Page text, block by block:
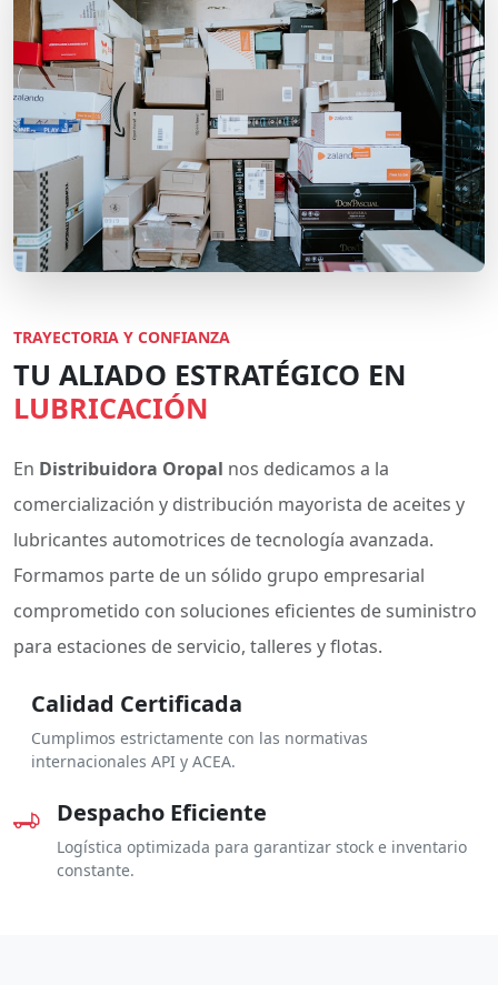
TRAYECTORIA Y CONFIANZA
TU ALIADO ESTRATÉGICO EN
LUBRICACIÓN
En Distribuidora Oropal nos dedicamos a la
comercialización y distribución mayorista de aceites y
lubricantes automotrices de tecnología avanzada.
Formamos parte de un sólido grupo empresarial
comprometido con soluciones eficientes de suministro
para estaciones de servicio, talleres y flotas.
Calidad Certificada
Cumplimos estrictamente con las normativas
internacionales API y ACEA.
Despacho Eficiente
Logística optimizada para garantizar stock e inventario
constante.